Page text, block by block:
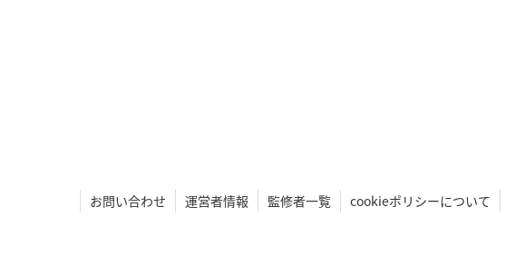
お問い合わせ 運営者情報 監修者一覧 cookieポリシーについて